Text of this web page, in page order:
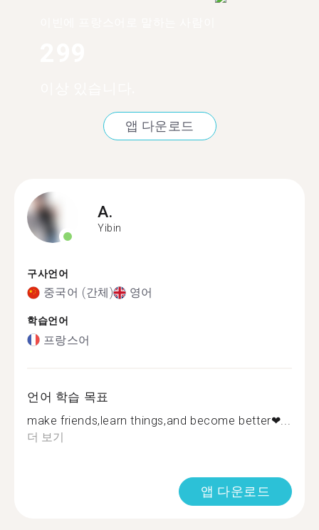
앱 다운로드
A.
Yibin
구사언어
중국어 (간체) 영어
학습언어
프랑스어
언어 학습 목표
make friends,learn things,and become better❤...
더 보기
앱 다운로드